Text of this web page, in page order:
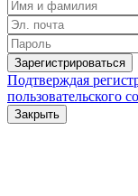
Зарегистрироваться
Подтверждая
пользовательского
Закрыть